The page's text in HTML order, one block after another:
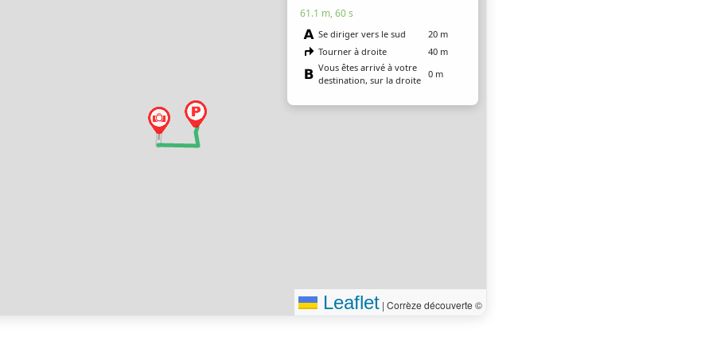
61.1 m, 60 s
Se diriger vers le sud
20 m
Tourner à droite
40 m
Vous êtes arrivé à votre
destination, sur la droite
0 m
Leaflet | Corrèze découverte ©